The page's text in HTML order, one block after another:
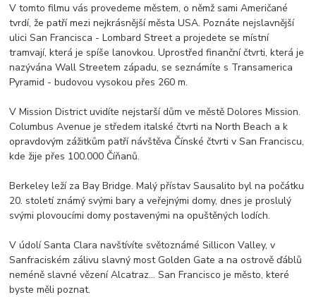
V tomto filmu vás provedeme městem, o němž sami Američané
tvrdí, že patří mezi nejkrásnější města USA. Poznáte nejslavnější
ulici San Francisca - Lombard Street a projedete se místní
tramvají, která je spíše lanovkou. Uprostřed finanční čtvrti, která je
nazývána Wall Streetem západu, se seznámíte s Transamerica
Pyramid - budovou vysokou přes 260 m.
V Mission District uvidíte nejstarší dům ve městě Dolores Mission.
Columbus Avenue je středem italské čtvrti na North Beach a k
opravdovým zážitkům patří návštěva Čínské čtvrti v San Franciscu,
kde žije přes 100.000 Číňanů.
Berkeley leží za Bay Bridge. Malý přístav Sausalito byl na počátku
20. století známý svými bary a veřejnými domy, dnes je proslulý
svými plovoucími domy postavenými na opuštěných lodích.
V údolí Santa Clara navštívíte světoznámé Sillicon Valley, v
Sanfraciském zálivu slavný most Golden Gate a na ostrově ďáblů
neméně slavné vězení Alcatraz... San Francisco je město, které
byste měli poznat.